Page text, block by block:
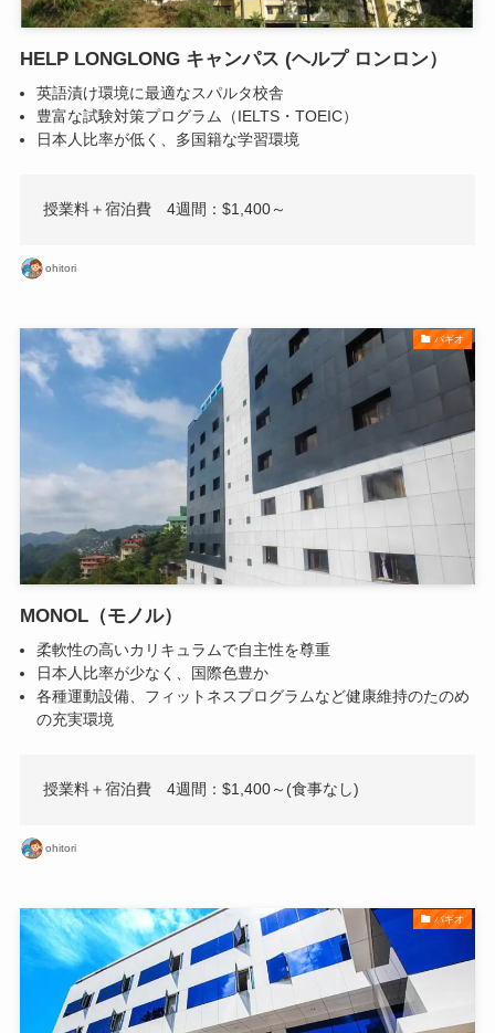
HELP LONGLONG キャンパス (ヘルプ ロンロン）
英語漬け環境に最適なスパルタ校舎
豊富な試験対策プログラム（IELTS・TOEIC）
日本人比率が低く、多国籍な学習環境
授業料＋宿泊費 4週間：$1,400～
ohitori
バギオ
MONOL（モノル）
柔軟性の高いカリキュラムで自主性を尊重
日本人比率が少なく、国際色豊か
各種運動設備、フィットネスプログラムなど健康維持のたのめ
の充実環境
授業料＋宿泊費 4週間：$1,400～(食事なし)
ohitori
バギオ